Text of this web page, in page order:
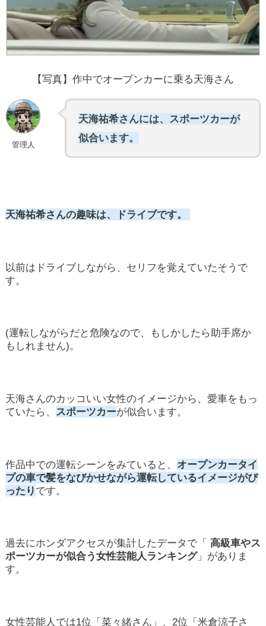
【写真】作中でオープンカーに乗る天海さん
管理人
天海祐希さんには、スポーツカーが
似合います。
天海祐希さんの趣味は、ドライブです。
以前はドライブしながら、セリフを覚えていたそうで
す。
(運転しながらだと危険なので、もしかしたら助手席か
もしれません)。
天海さんのカッコいい女性のイメージから、愛車をもっ
ていたら、 スポーツカーが似合います。
作品中での運転シーンをみていると、 オープンカータイ
プの車で髪をなびかせながら運転しているイメージがぴ
ったり です。
過去にホンダアクセスが集計したデータで「 高級車やス
ポーツカーが似合う女性芸能人ランキング」がありま
す。
女性芸能人では1位「菜々緒さん」、2位「米倉涼子さ